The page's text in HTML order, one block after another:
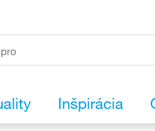
Inšpirácia